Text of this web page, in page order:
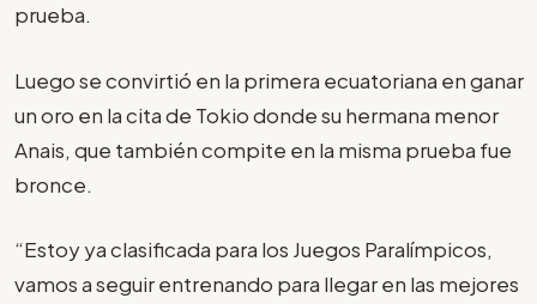
prueba.
Luego se convirtió en la primera ecuatoriana en ganar
un oro en la cita de Tokio donde su hermana menor
Anais, que también compite en la misma prueba fue
bronce.
“Estoy ya clasificada para los Juegos Paralímpicos,
vamos a seguir entrenando para llegar en las mejores